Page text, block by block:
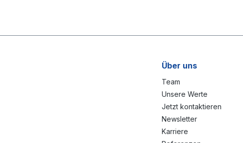
Über uns
Team
Unsere Werte
Jetzt kontaktieren
Newsletter
Karriere